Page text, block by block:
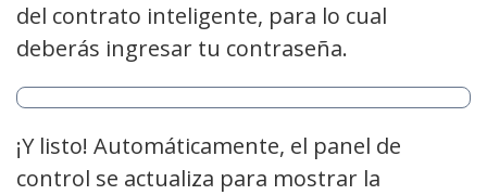
del contrato inteligente, para lo cual
deberás ingresar tu contraseña.
¡Y listo! Automáticamente, el panel de
control se actualiza para mostrar la